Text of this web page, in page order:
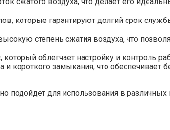
которые гарантируют долгий срок
степень сжатия воздуха, что
облегчает настройку и контроль
короткого замыкания, что обеспечивает
подойдет для использования в